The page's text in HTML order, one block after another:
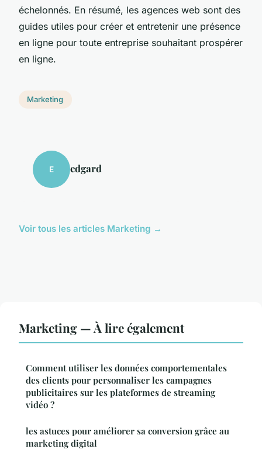
échelonnés. En résumé, les agences web sont des
guides utiles pour créer et entretenir une présence
en ligne pour toute entreprise souhaitant prospérer
en ligne.
Marketing
E edgard
Voir tous les articles Marketing →
Marketing — À lire également
Comment utiliser les données comportementales
des clients pour personnaliser les campagnes
publicitaires sur les plateformes de streaming
vidéo ?
les astuces pour améliorer sa conversion grâce au
marketing digital